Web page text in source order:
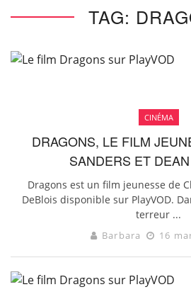
TAG:
CINÉMA
DRAGONS, LE FILM
SANDERS ET
Dragons est un film jeunesse de
DeBlois disponible sur PlayVOD.
terreur ...
Barbara 16